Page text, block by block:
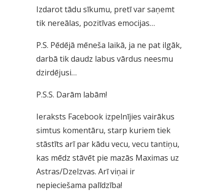
Izdarot tādu sīkumu, pretī var saņemt
tik nereālas, pozitīvas emocijas…
P.S. Pēdējā mēneša laikā, ja ne pat ilgāk,
darbā tik daudz labus vārdus neesmu
dzirdējusi…
P.S.S. Darām labām!
Ieraksts Facebook izpelnījies vairākus
simtus komentāru, starp kuriem tiek
stāstīts arī par kādu vecu, vecu tantiņu,
kas mēdz stāvēt pie mazās Maximas uz
Astras/Dzelzvas. Arī viņai ir
nepieciešama palīdzība!